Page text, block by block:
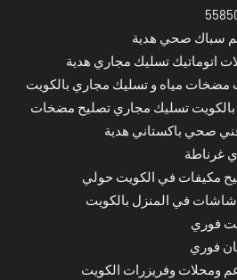
سباك صحي هدية
اتوماتيك تسليك مجاري هدية
مياه و تسليك مجاري بالكويت
تسليك مجاري تصليح مضخات
صحي باكستاني هدية
غرناطة
مكيفات في الكويت حولي
شاشات في المنزل بالكويت
فوري
فوري
ومحلات وفريزرات الكويت